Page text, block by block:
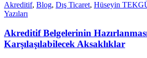
Akreditif, Blog, Dış Ticaret, Hüseyin
Yazıları
Akreditif Belgelerinin
Karşılaşılabilecek Aksaklıklar